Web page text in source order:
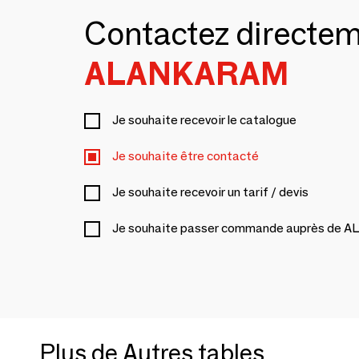
Contactez
ALANKARAM
Je souhaite recevoir le catalogue
Je souhaite être contacté
Je souhaite recevoir un tarif / devis
Je souhaite passer commande auprès de
Plus de Autres tables